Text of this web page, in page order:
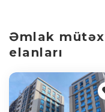
Əmlak
elanları